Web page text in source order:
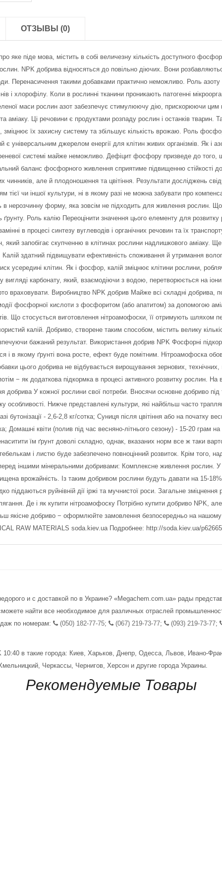
ОТЗЫВЫ (0)
піде мова, містить в собі величезну кількість доступного
NPK добрива відносяться до повільно діючих. Вони
Перенасичення такими добавками практично неможливо. Роль азоту
і хлорофілу. Коли в рослинні тканини проникають патогенні
маси рослин азот забезпечує стимулюючу дію, прискорюючи
аміаку. Ці речовини є продуктами розпаду рослин і останків тварин.
їх захисну систему та збільшує кількість врожаю. Роль
універсальним джерелом енергії для клітин живих організмів. Як і
системі майже неможливо. Дефіцит фосфору призведе до
баланс фосфорного живлення сприятиме підвищенню стійкості
чинників, але й плодоношення та цвітіння. Результати досліджень
чи іншої культури, ні в якому разі не можна забувати про
нерозчинну форму, яка зовсім не підходить для живлення рослин.
ґрунту. Роль калію Переоцінити значення цього елементу для
в процесі синтезу вуглеводів і органічних речовин та їх
який запобігає скупченню в клітинах рослини надлишкового аміаку.
здатний підвищувати ефективність споживання й утримання
усередині клітин. Як і фосфор, калій зміцнює клітини рослини,
карбонату, який, взаємодіючи з водою, перетворюється на
враховувати. Виробництво NPK добрив Майже всі складні
фосфорної кислоти з фосфоритом (або апатитом) за допомогою
Що стосується виготовлення нітроамофоски, її отримують шляхом
калій. Добриво, створене таким способом, містить велику
бажаний результат. Використання добрив NPK Фосфорні
в якому ґрунті вона росте, ефект буде помітним. Нітроамофоска
цього добрива не відбувається вирощування зернових,
− як додаткова підкормка в процесі активного розвитку рослин.
У кожної рослини свої потреби. Вносячи основне добриво
особливості. Нижче представлені культури, які найбільш часто
бутонізації - 2,6-2,8 кг/сотка; Суниця після цвітіння або на початку
Домашні квіти (полив під час весняно-літнього сезону) - 15-20 грам
їм ґрунт доволі складно, однак, вказаних норм все ж таки
і листю буде забезпечено повноцінний розвиток. Крім того,
іншими мінеральними добривами: Комплексне живлення рослин. У
врожайність. Із таким добривом рослини будуть давати на 15-
піддаються руйнівній дії іржі та мучнистої роси. Загальне
Де і як купити нітроамофоску Потрібно купити добриво NPK,
якісне добриво − оформлюйте замовлення безпосередньо на
RAW MATERIALS soda.kiev.ua Подробнее: http://soda.kiev.ua/
и с доставкой по в Украине? «Megachem.com.ua» рады
найти все необходимое для различных отраслей
по номерам:
(050) 182-77-75; (067) 219-73-77; (093) 219-73-77;
в такие города: Киев, Харьков, Днепр, Одесса, Львов, Ивано-
Черкассы, Чернигов, Херсон и другие города Украины.
Рекомендуемые Товары